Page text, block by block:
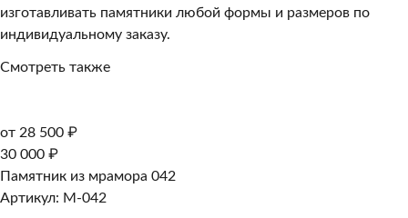
изготавливать памятники любой формы и размеров по
индивидуальному заказу.
Смотреть также
от 28 500 ₽
30 000 ₽
Памятник из мрамора 042
Артикул: M-042